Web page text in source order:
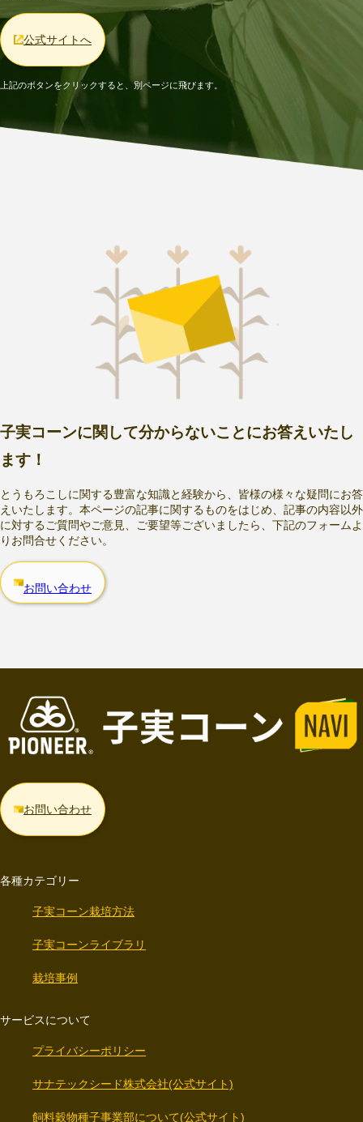
公式サイトへ
上記のボタンをクリックすると、別ページに飛びます。
子実コーンに関して分からないことにお答えいたし
ます！
とうもろこしに関する豊富な知識と経験から、皆様の様々な疑問にお答
えいたします。本ページの記事に関するものをはじめ、記事の内容以外
に対するご質問やご意見、ご要望等ございましたら、下記のフォームよ
りお問合せください。
お問い合わせ
お問い合わせ
各種カテゴリー
子実コーン栽培方法
子実コーンライブラリ
栽培事例
サービスについて
プライバシーポリシー
サナテックシード株式会社(公式サイト)
飼料穀物種子事業部について(公式サイト)